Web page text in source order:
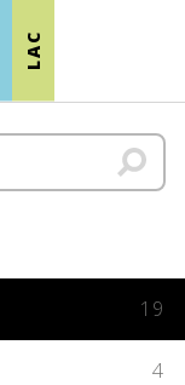
LAC
19
4